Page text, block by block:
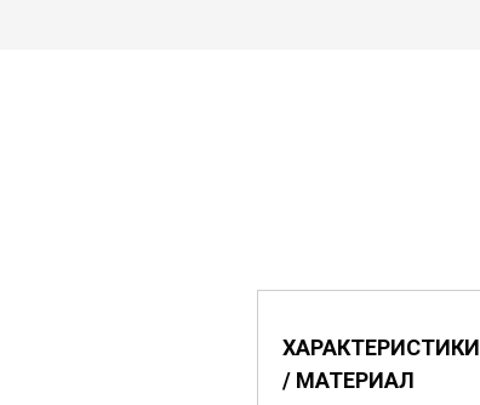
ХАРАКТЕРИСТИКИ
/ МАТЕРИАЛ